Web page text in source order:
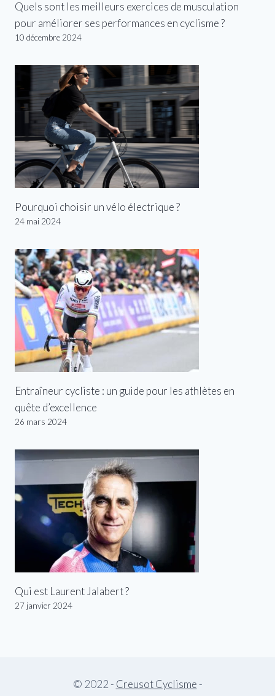
Quels sont les meilleurs exercices de musculation
pour améliorer ses performances en cyclisme ?
10 décembre 2024
Pourquoi choisir un vélo électrique ?
24 mai 2024
Entraîneur cycliste : un guide pour les athlètes en
quête d’excellence
26 mars 2024
Qui est Laurent Jalabert ?
27 janvier 2024
© 2022 - Creusot Cyclisme -